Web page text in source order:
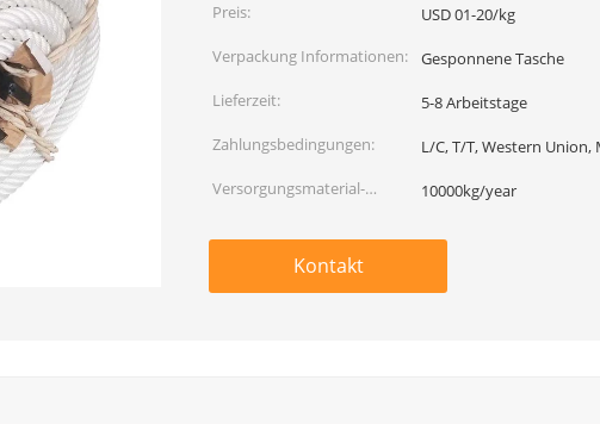
Preis:
USD 01-20/kg
Verpackung Informationen:
Gesponnene Tasche
Lieferzeit:
5-8 Arbeitstage
Zahlungsbedingungen:
L/C, T/T, Western Union,
Versorgungsmaterial-
10000kg/year
Kontakt